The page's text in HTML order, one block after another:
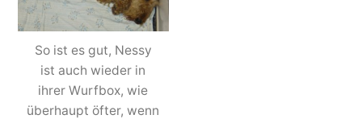
So ist es gut, Nessy
ist auch wieder in
ihrer Wurfbox, wie
überhaupt öfter, wenn